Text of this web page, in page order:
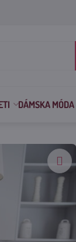
DÁMSKA MÓDA